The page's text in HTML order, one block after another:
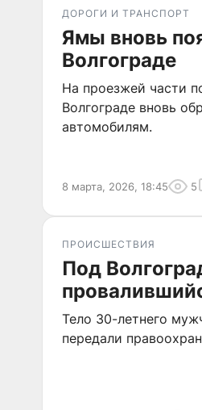
ДОРОГИ И ТРАНСПОРТ
Ямы вновь
Волгограде
На проезжей части
Волгограде вновь
автомобилям.
8 марта, 2026, 18:45 5
ПРОИСШЕСТВИЯ
Под
Тело 30-летнего
передали